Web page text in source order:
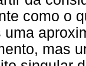
como o
uma
mas